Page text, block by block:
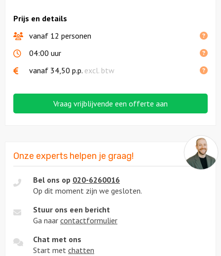
Prijs en details
vanaf 12 personen
04:00 uur
vanaf 34,50 p.p. excl. btw
Vraag vrijblijvende een offerte aan
Onze experts helpen je graag!
Bel ons op 020-6260016
Op dit moment zijn we gesloten.
Stuur ons een bericht
Ga naar contactformulier
Chat met ons
Start met chatten